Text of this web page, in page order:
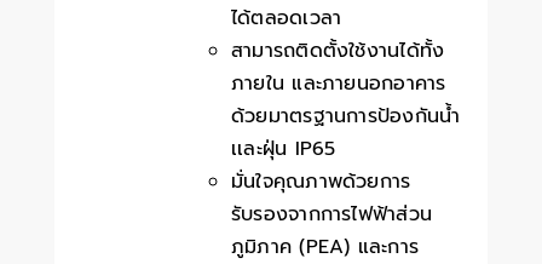
ได้ตลอดเวลา
สามารถติดตั้งใช้งานได้ทั้ง
ภายใน และภายนอกอาคาร
ด้วยมาตรฐานการป้องกันน้ำ
เเละฝุ่น IP65
มั่นใจคุณภาพด้วยการ
รับรองจากการไฟฟ้าส่วน
ภูมิภาค (PEA) และการ